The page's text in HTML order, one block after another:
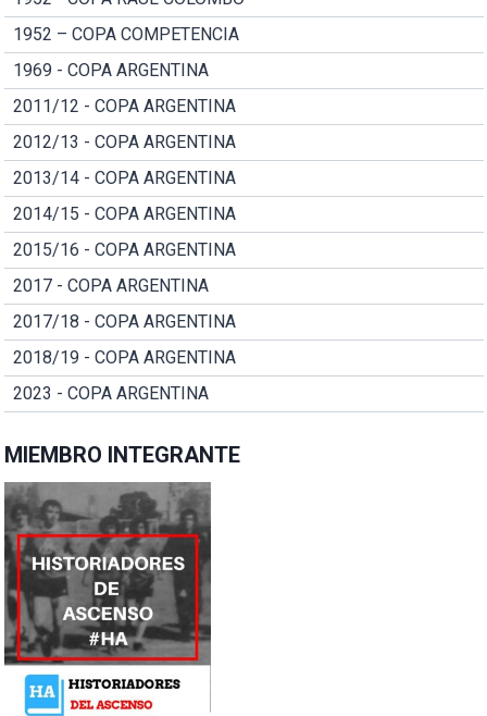
1952 – COPA COMPETENCIA
1969 - COPA ARGENTINA
2011/12 - COPA ARGENTINA
2012/13 - COPA ARGENTINA
2013/14 - COPA ARGENTINA
2014/15 - COPA ARGENTINA
2015/16 - COPA ARGENTINA
2017 - COPA ARGENTINA
2017/18 - COPA ARGENTINA
2018/19 - COPA ARGENTINA
2023 - COPA ARGENTINA
MIEMBRO INTEGRANTE